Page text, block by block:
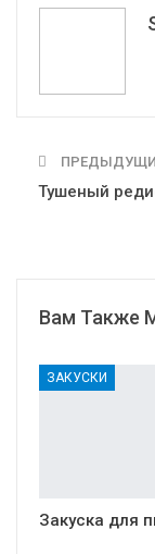
Тушеный
Вам Также
ЗАКУСКИ
Закуска для